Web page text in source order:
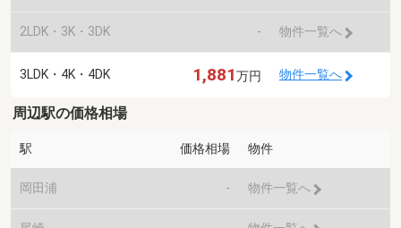
2LDK・3K・3DK - 物件一覧へ
3LDK・4K・4DK 1,881万円 物件一覧へ
周辺駅の価格相場
駅 価格相場 物件
岡田浦 - 物件一覧へ